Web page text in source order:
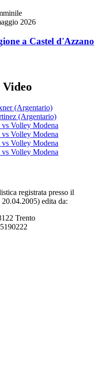
2026
a Castel d'Azzano
Video
(Argentario)
(Argentario)
Volley Modena
Volley Modena
Volley Modena
Volley Modena
registrata presso il
edita da:
Trento